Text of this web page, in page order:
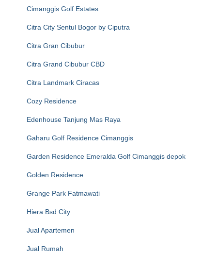
Cimanggis Golf Estates
Citra City Sentul Bogor by Ciputra
Citra Gran Cibubur
Citra Grand Cibubur CBD
Citra Landmark Ciracas
Cozy Residence
Edenhouse Tanjung Mas Raya
Gaharu Golf Residence Cimanggis
Garden Residence Emeralda Golf Cimanggis depok
Golden Residence
Grange Park Fatmawati
Hiera Bsd City
Jual Apartemen
Jual Rumah